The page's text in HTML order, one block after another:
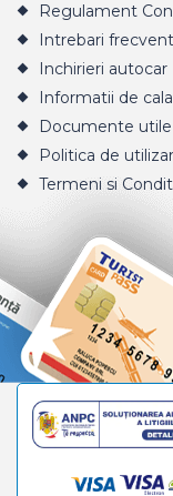
Regulament
Intrebari
Inchirieri autocar
Informatii de
Documente utile
Politica de
Termeni si